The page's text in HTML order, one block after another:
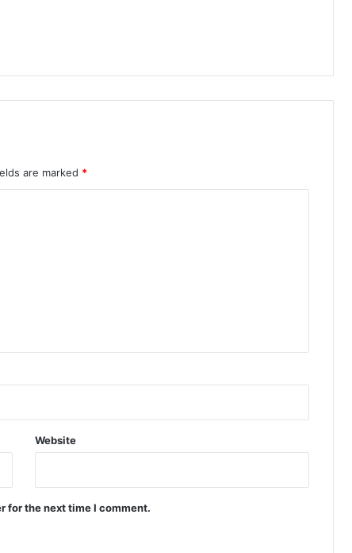
are marked *
Website
for the next time I comment.